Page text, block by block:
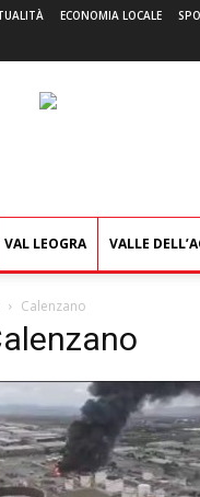
ECONOMIA LOCALE
VAL LEOGRA VALLE
Calenzano